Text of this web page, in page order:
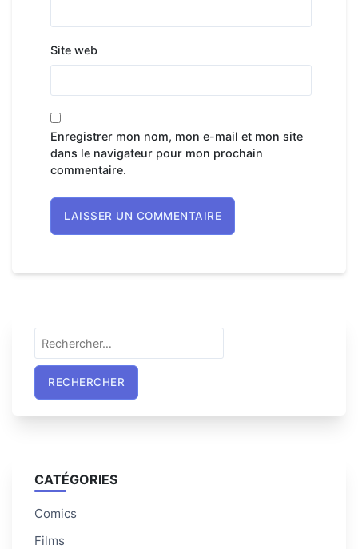
Site web
Enregistrer mon nom, mon e-mail et mon site
dans le navigateur pour mon prochain
commentaire.
Rechercher :
CATÉGORIES
Comics
Films